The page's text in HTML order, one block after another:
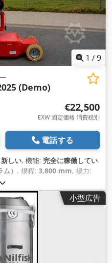
1 /9
(Demo)
€22,500
EXW 固定価格 消費税別
電話する
新しい, 機能: 完全に稼働してい
） , 揚程: 3,800 mm, 揚力:
,
小型広告